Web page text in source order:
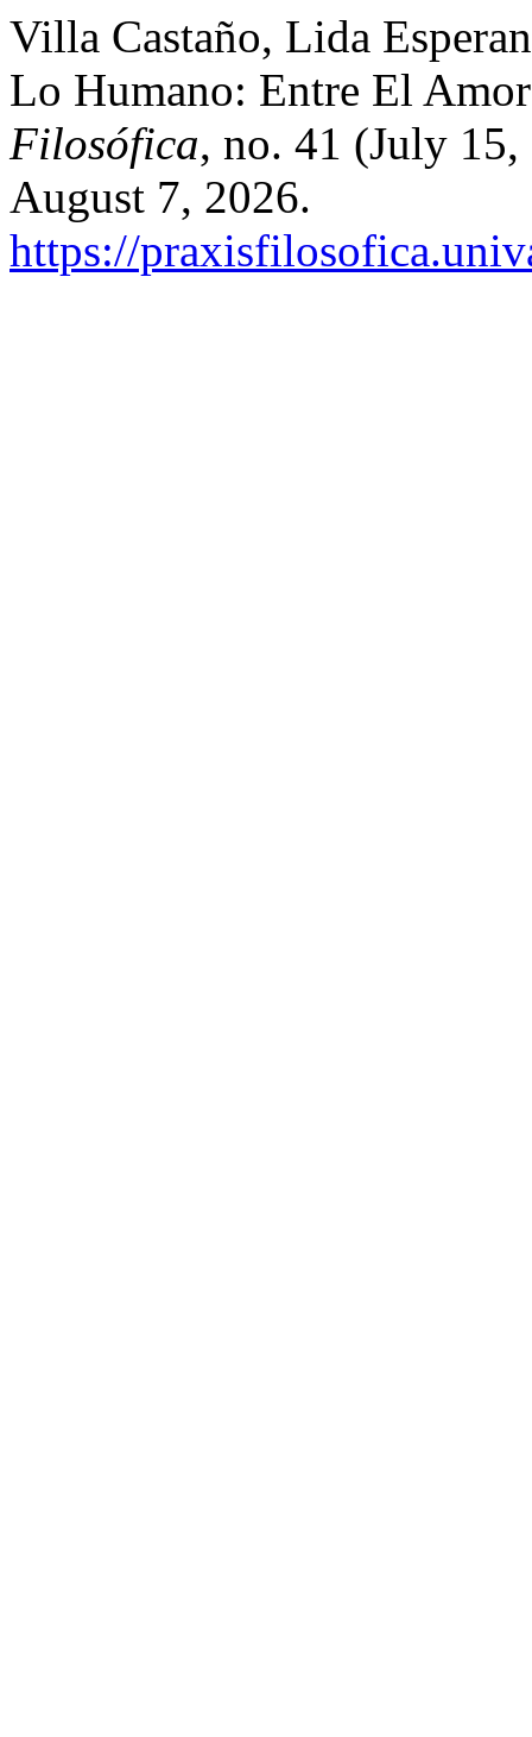
Villa Castaño, Lida
Lo Humano: Entre El
Filosófica, no. 41 (July 15,
August 7, 2026.
https://